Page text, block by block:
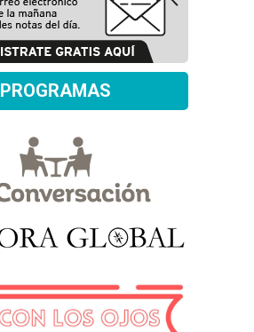
PROGRAMAS